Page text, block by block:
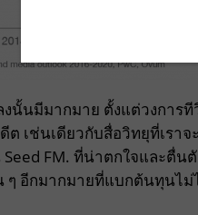
นมีมากมาย ตั้งแต่วงการที
เช่นเดียวกับสื่อวิทยุที่เรา
FM. ที่น่าตกใจและตื่
ๆ อีกมากมายที่แบกต้นทุนไ